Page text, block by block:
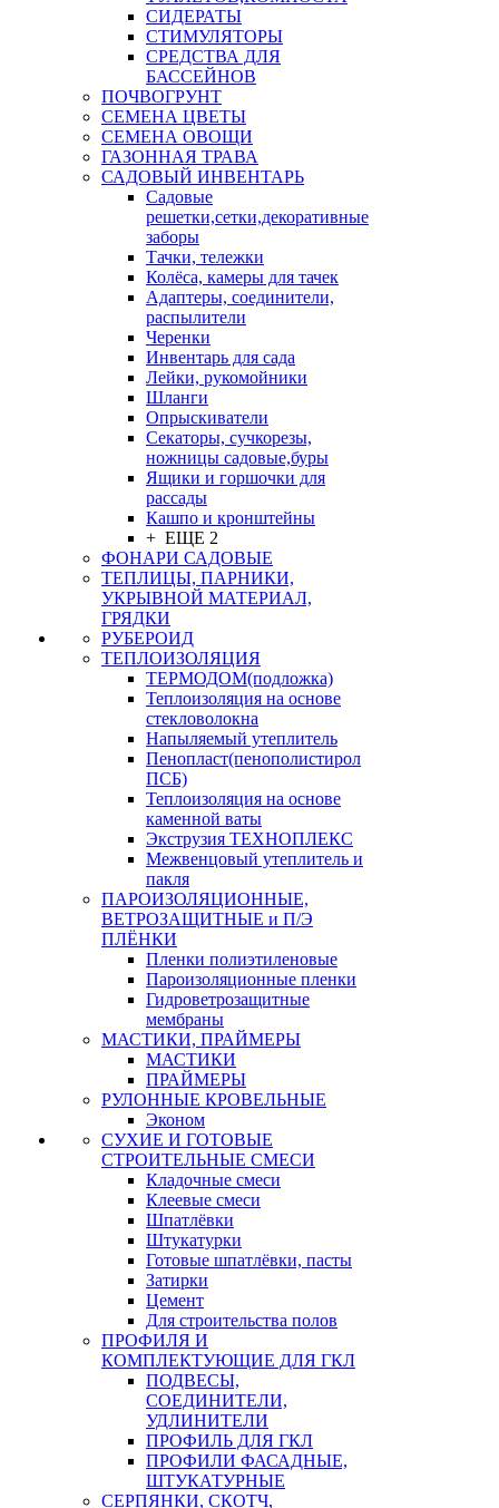
СИДЕРАТЫ
СТИМУЛЯТОРЫ
СРЕДСТВА ДЛЯ
БАССЕЙНОВ
ПОЧВОГРУНТ
СЕМЕНА ЦВЕТЫ
СЕМЕНА ОВОЩИ
ГАЗОННАЯ ТРАВА
САДОВЫЙ ИНВЕНТАРЬ
Садовые
решетки,сетки,декоративные
заборы
Тачки, тележки
Колёса, камеры для тачек
Адаптеры, соединители,
распылители
Черенки
Инвентарь для сада
Лейки, рукомойники
Шланги
Опрыскиватели
Секаторы, сучкорезы,
ножницы садовые,буры
Ящики и горшочки для
рассады
Кашпо и кронштейны
+ ЕЩЕ 2
ФОНАРИ САДОВЫЕ
ТЕПЛИЦЫ, ПАРНИКИ,
УКРЫВНОЙ МАТЕРИАЛ,
ГРЯДКИ
РУБЕРОИД
ТЕПЛОИЗОЛЯЦИЯ
ТЕРМОДОМ(подложка)
Теплоизоляция на основе
стекловолокна
Напыляемый утеплитель
Пенопласт(пенополистирол
ПСБ)
Теплоизоляция на основе
каменной ваты
Экструзия ТЕХНОПЛЕКС
Межвенцовый утеплитель и
пакля
ПАРОИЗОЛЯЦИОННЫЕ,
ВЕТРОЗАЩИТНЫЕ и П/Э
ПЛЁНКИ
Пленки полиэтиленовые
Пароизоляционные пленки
Гидроветрозащитные
мембраны
МАСТИКИ, ПРАЙМЕРЫ
МАСТИКИ
ПРАЙМЕРЫ
РУЛОННЫЕ КРОВЕЛЬНЫЕ
Эконом
СУХИЕ И ГОТОВЫЕ
СТРОИТЕЛЬНЫЕ СМЕСИ
Кладочные смеси
Клеевые смеси
Шпатлёвки
Штукатурки
Готовые шпатлёвки, пасты
Затирки
Цемент
Для строительства полов
ПРОФИЛЯ И
КОМПЛЕКТУЮЩИЕ ДЛЯ ГКЛ
ПОДВЕСЫ,
СОЕДИНИТЕЛИ,
УДЛИНИТЕЛИ
ПРОФИЛЬ ДЛЯ ГКЛ
ПРОФИЛИ ФАСАДНЫЕ,
ШТУКАТУРНЫЕ
СЕРПЯНКИ, СКОТЧ,